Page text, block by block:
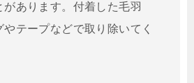
あります。付着した毛羽
テープなどで取り除いてく